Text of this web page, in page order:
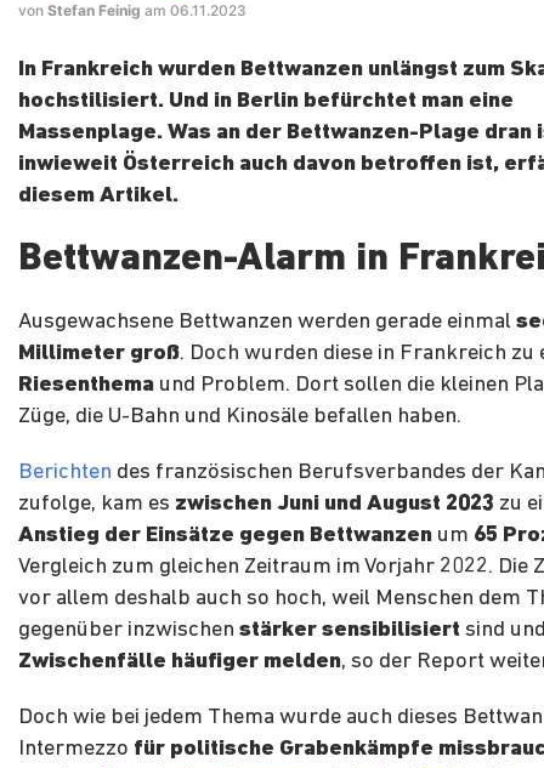
von Stefan Feinig am 06.11.2023
In Frankreich wurden Bettwanzen unlängst zum
hochstilisiert. Und in Berlin befürchtet man eine
Massenplage. Was an der Bettwanzen-Plage dran
inwieweit Österreich auch davon betroffen ist,
diesem Artikel.
Bettwanzen-Alarm in
Ausgewachsene Bettwanzen werden gerade einmal
Millimeter groß. Doch wurden diese in Frankreich zu
Riesenthema und Problem. Dort sollen die kleinen
Züge, die U-Bahn und Kinosäle befallen haben.
Berichten des französischen Berufsverbandes der
zufolge, kam es zwischen Juni und August 2023 zu
Anstieg der Einsätze gegen Bettwanzen um 65
Vergleich zum gleichen Zeitraum im Vorjahr 2022. Die
vor allem deshalb auch so hoch, weil Menschen dem
gegenüber inzwischen stärker sensibilisiert sind
Zwischenfälle häufiger melden, so der Report
Doch wie bei jedem Thema wurde auch dieses
Intermezzo für politische Grabenkämpfe